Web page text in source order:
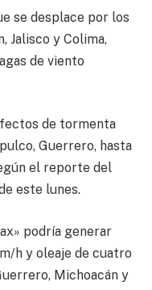
se desplace por los
Jalisco y Colima,
de viento
de tormenta
Guerrero, hasta
el reporte del
este lunes.
podría generar
h y oleaje de cuatro
Michoacán y